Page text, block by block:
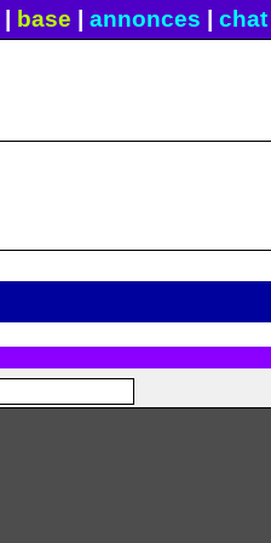
base annonces chat|